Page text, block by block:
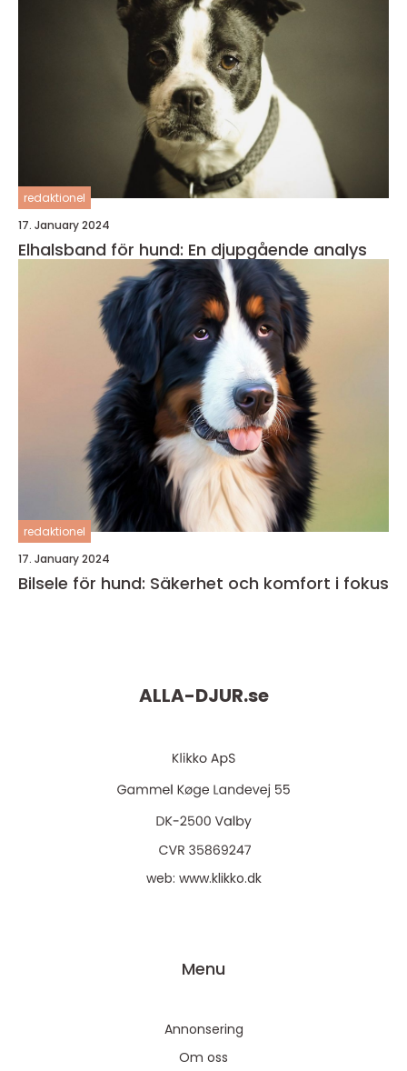
redaktionel
17. January 2024
Elhalsband för hund: En djupgående analys
redaktionel
17. January 2024
Bilsele för hund: Säkerhet och komfort i fokus
ALLA-DJUR.se
web: www.klikko.dk
Menu
Annonsering
Om oss